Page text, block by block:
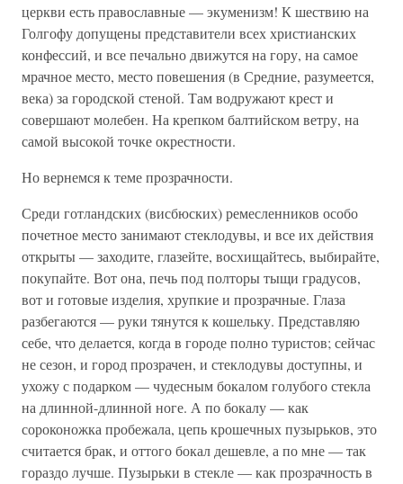
церкви есть православные — экуменизм! К шествию на
Голгофу допущены представители всех христианских
конфессий, и все печально движутся на гору, на самое
мрачное место, место повешения (в Средние, разумеется,
века) за городской стеной. Там водружают крест и
совершают молебен. На крепком балтийском ветру, на
самой высокой точке окрестности.
Но вернемся к теме прозрачности.
Среди готландских (висбюских) ремесленников особо
почетное место занимают стеклодувы, и все их действия
открыты — заходите, глазейте, восхищайтесь, выбирайте,
покупайте. Вот она, печь под полторы тыщи градусов,
вот и готовые изделия, хрупкие и прозрачные. Глаза
разбегаются — руки тянутся к кошельку. Представляю
себе, что делается, когда в городе полно туристов; сейчас
не сезон, и город прозрачен, и стеклодувы доступны, и
ухожу с подарком — чудесным бокалом голубого стекла
на длинной-длинной ноге. А по бокалу — как
сороконожка пробежала, цепь крошечных пузырьков, это
считается брак, и оттого бокал дешевле, а по мне — так
гораздо лучше. Пузырьки в стекле — как прозрачность в